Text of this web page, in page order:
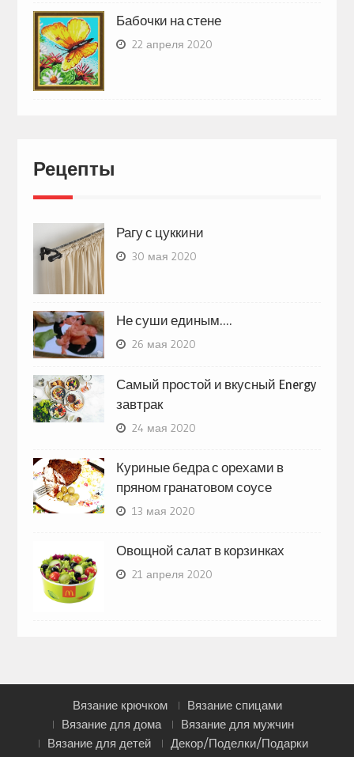
Бабочки на стене
22 апреля 2020
Рецепты
Рагу с цуккини
30 мая 2020
Не суши единым….
26 мая 2020
Самый простой и вкусный Energy
завтрак
24 мая 2020
Куриные бедра с орехами в
пряном гранатовом соусе
13 мая 2020
Овощной салат в корзинках
21 апреля 2020
Вязание крючком
Вязание спицами
Вязание для дома
Вязание для мужчин
Вязание для детей
Декор/Поделки/Подарки